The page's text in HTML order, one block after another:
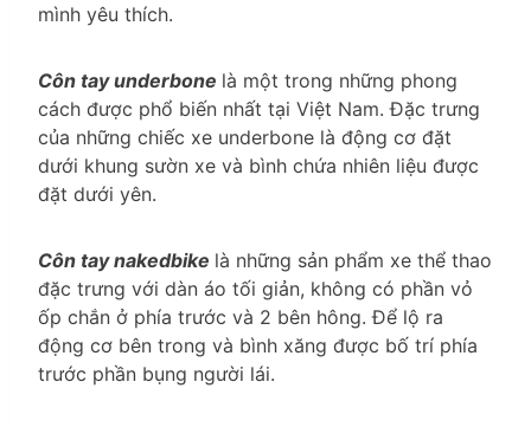
mình yêu thích.
Côn tay underbone là một trong những phong
cách được phổ biến nhất tại Việt Nam. Đặc trưng
của những chiếc xe underbone là động cơ đặt
dưới khung sườn xe và bình chứa nhiên liệu được
đặt dưới yên.
Côn tay nakedbike là những sản phẩm xe thể thao
đặc trưng với dàn áo tối giản, không có phần vỏ
ốp chắn ở phía trước và 2 bên hông. Để lộ ra
động cơ bên trong và bình xăng được bố trí phía
trước phần bụng người lái.